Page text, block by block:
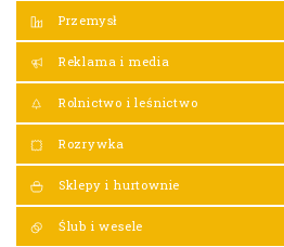
Przemysł
Reklama i media
Rolnictwo i leśnictwo
Rozrywka
Sklepy i hurtownie
Ślub i wesele